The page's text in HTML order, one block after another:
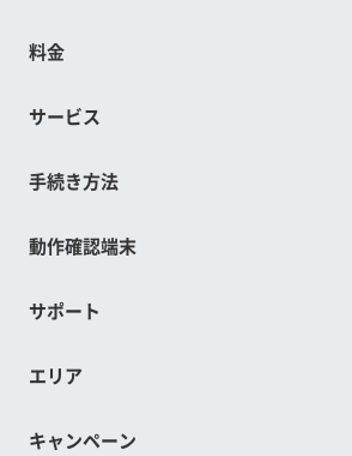
料金
サービス
手続き方法
動作確認端末
サポート
エリア
キャンペーン